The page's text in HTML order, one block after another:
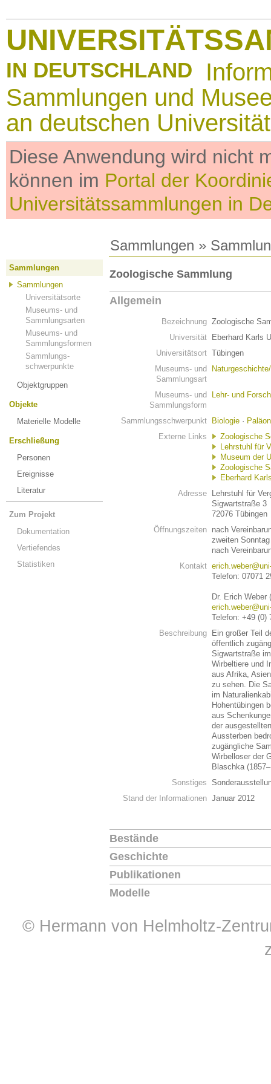
IN DEUTSCHLAND
Sammlungen und
an deutschen
Diese Anwendung wird nicht
können im Portal der
Universitätssammlungen in
Sammlungen »
Sammlungen
Sammlungen
Universitätsorte
Museums- und
Sammlungsarten
Museums- und
Sammlungsformen
Sammlungs-
schwerpunkte
Objektgruppen
Objekte
Materielle Modelle
Erschließung
Personen
Ereignisse
Literatur
Zum Projekt
Dokumentation
Vertiefendes
Statistiken
Zoologische Sammlung
Allgemein
Bezeichnung Zoologische
Universität
Eberhard Karls
Universitätsort Tübingen
Museums- und
Sammlungsart
Museums- und
Sammlungsform
Lehr- und
Sammlungsschwerpunkt Biologie ·
Externe Links
Zoologische
Lehrstuhl für
Museum der
Zoologische
Eberhard
Adresse
Lehrstuhl für
Sigwartstraße 3
72076 Tübingen
Öffnungszeiten nach
zweiten
nach
Kontakt
Telefon: 07071
Dr. Erich Weber
Telefon: +49 (0)
Beschreibung
Ein großer Teil
öffentlich
Sigwartstraße
Wirbeltiere und
aus Afrika,
zu sehen. Die
im
Hohentübingen
aus
der
Aussterben
zugängliche
Wirbelloser der
Blaschka
Sonstiges
Stand der Informationen Januar 2012
Bestände
Geschichte
Publikationen
Modelle
© Hermann von Helmholtz-